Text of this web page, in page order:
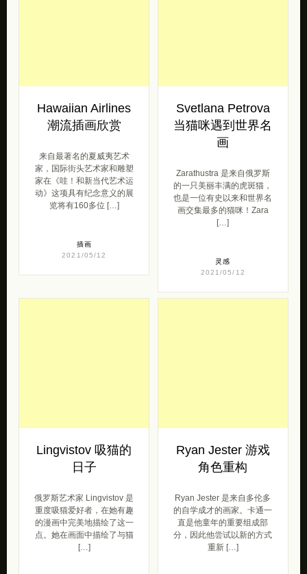
Hawaiian Airlines
潮流插画欣赏
来自最著名的夏威夷艺术
家，国际街头艺术家和雕塑
家在《哇！和新当代艺术运
动》这项具有纪念意义的展
览将有160多位 […]
插画
2021/05/12
Svetlana Petrova
当猫咪遇到世界名
画
Zarathustra 是来自俄罗斯
的一只美丽丰满的虎斑猫，
也是一位有史以来和世界名
画交集最多的猫咪！Zara
[…]
灵感
2021/05/12
Lingvistov 吸猫的
日子
俄罗斯艺术家 Lingvistov 是
重度吸猫爱好者，在她有趣
的漫画中完美地描绘了这一
点。她在画面中描绘了与猫
[…]
Ryan Jester 游戏
角色重构
Ryan Jester 是来自多伦多
的自学成才的画家。卡通一
直是他童年的重要组成部
分，因此他尝试以新的方式
重新 […]